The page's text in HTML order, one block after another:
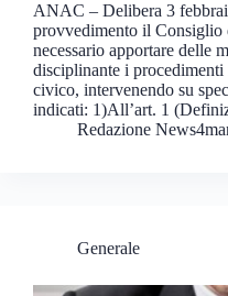
ANAC – Delibera 3
provvedimento il Consiglio
necessario apportare delle
disciplinante i procedimenti
civico, intervenendo su
indicati: 1)All’art. 1
Redazione
Generale